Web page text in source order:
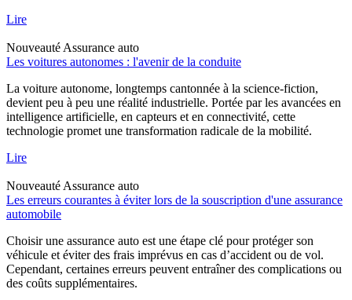
Lire
Nouveauté Assurance auto
Les voitures autonomes : l'avenir de la conduite
La voiture autonome, longtemps cantonnée à la science-fiction,
devient peu à peu une réalité industrielle. Portée par les avancées en
intelligence artificielle, en capteurs et en connectivité, cette
technologie promet une transformation radicale de la mobilité.
Lire
Nouveauté Assurance auto
Les erreurs courantes à éviter lors de la souscription d'une assurance
automobile
Choisir une assurance auto est une étape clé pour protéger son
véhicule et éviter des frais imprévus en cas d’accident ou de vol.
Cependant, certaines erreurs peuvent entraîner des complications ou
des coûts supplémentaires.